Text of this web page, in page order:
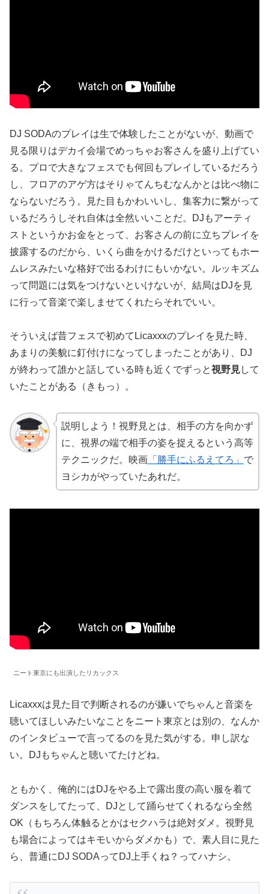
DJ SODAのプレイは生で体験したことがないが、動画で
見る限りはデカイ会場でめっちゃお客さんを盛り上げてい
る。プロで大きなフェスでも何回もプレイしているだろう
し、フロアのアゲ方はそりゃてんちむなんかとは比べ物に
ならないだろう。見た目もかわいいし、集客力に繋がって
いるだろうしそれ自体は全然いいことだ。DJもアーティ
ストというかお金をとって、お客さんの前に立ちプレイを
披露するのだから、いくら曲をかけるだけといってもホー
ムレスみたいな格好で出るわけにもいかない。ルッキズム
って問題には気をつけないといけないが、結局はDJを見
に行って音楽で楽しませてくれたらそれでいい。
そういえば昔フェスで初めてLicaxxxのプレイを見た時、
あまりの美貌に釘付けになってしまったことがあり、DJ
が終わって誰かと話している時も近くでずっと視野見して
いたことがある（きもっ）。
説明しよう！視野見とは、相手の方を向かず
に、視界の端で相手の姿を捉えるという高等
テクニックだ。映画「勝手にふるえてろ」 で
ヨシカがやっていたあれだ。
ニート東京にも出演したリカックス
Licaxxxは見た目で判断されるのが嫌いでちゃんと音楽を
聴いてほしいみたいなことをニート東京とは別の、なんか
のインタビューで言ってるのを見た気がする。申し訳な
い。DJもちゃんと聴いてたけどね。
ともかく、俺的にはDJをやる上で露出度の高い服を着て
ダンスをしてたって、DJとして踊らせてくれるなら全然
OK（もちろん体触るとかはセクハラは絶対ダメ。視野見
も場合によってはキモいからダメかも）で、素人目に見た
ら、普通にDJ SODAってDJ上手くね？ってハナシ。